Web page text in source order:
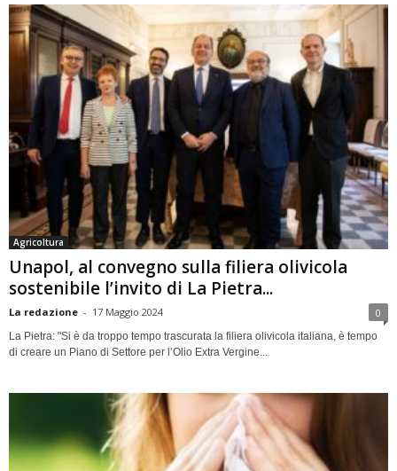
Agricoltura
Unapol, al convegno sulla filiera olivicola
sostenibile l’invito di La Pietra...
La redazione - 17 Maggio 2024 0
La Pietra: "Si è da troppo tempo trascurata la filiera olivicola italiana, è tempo
di creare un Piano di Settore per l’Olio Extra Vergine...